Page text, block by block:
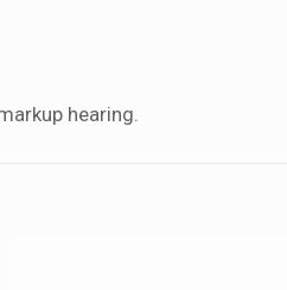
hearing.